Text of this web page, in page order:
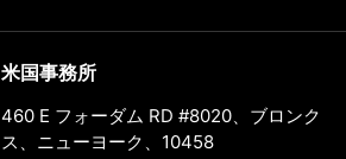
米国事務所
460 E フォーダム RD #8020、ブロンク
ス、ニューヨーク、10458